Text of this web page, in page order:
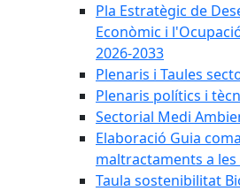
Pla Estratègic de
Econòmic i
2026-2033
Plenaris i Taules
Plenaris polítics i
Sectorial Medi
Elaboració Guia
maltractaments a
Taula sostenibilitat